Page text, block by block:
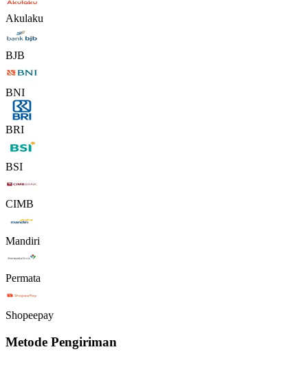
Akulaku
BJB
BNI
BRI
BSI
CIMB
Mandiri
Permata
Shopeepay
Metode Pengiriman